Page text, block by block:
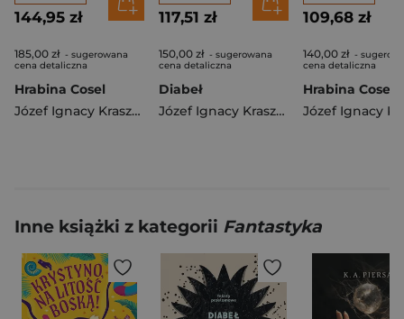
144,95 zł
185,00 zł - sugerowana
cena detaliczna
Hrabina Cosel
Józef Ignacy Kraszewski
117,51 zł
150,00 zł - sugerowana
cena detaliczna
Diabeł
Józef Ignacy Kraszewski
109,68 zł
140,00 zł -
cena detaliczna
Hrabina Cosel
Inne książki z kategorii Fantastyka